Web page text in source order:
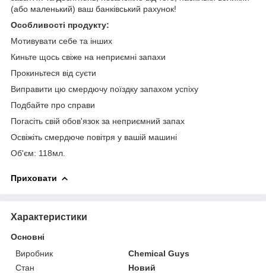
(або маленький) ваш банківський рахунок!
Особливості продукту:
Мотивувати себе та інших
Киньте щось свіже на неприємні запахи
Прокиньтеся від суєти
Виправити цю смердючу поїздку запахом успіху
Подбайте про справи
Погасіть свій обов'язок за неприємний запах
Освіжіть смердюче повітря у вашій машині
Об'єм: 118мл.
Приховати
Характеристики
Основні
Виробник
Chemical Guys
Стан
Новий